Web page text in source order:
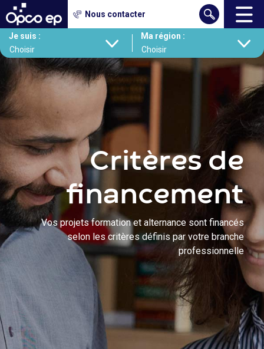
Gestion des cookies
Aller
contenu
principal
Je suis : Ma région :
Nous contacter
Contenu
Critères de
financement
Vos projets formation et alternance sont financés
selon les critères définis par votre branche
professionnelle